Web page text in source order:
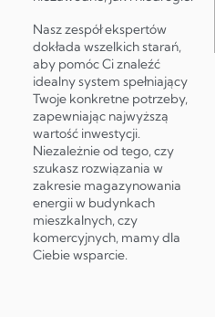
Nasz zespół ekspertów
dokłada wszelkich starań,
aby pomóc Ci znaleźć
idealny system spełniający
Twoje konkretne potrzeby,
zapewniając najwyższą
wartość inwestycji.
Niezależnie od tego, czy
szukasz rozwiązania w
zakresie magazynowania
energii w budynkach
mieszkalnych, czy
komercyjnych, mamy dla
Ciebie wsparcie.